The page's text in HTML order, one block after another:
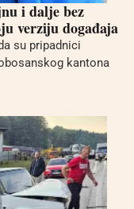
i dalje bez
verziju događaja
su pripadnici
kantona